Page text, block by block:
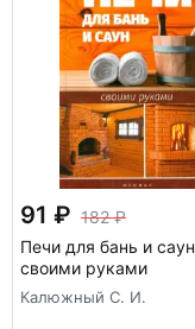
91
182
Печи для бань и саун
своими руками
Калюжный С. И.